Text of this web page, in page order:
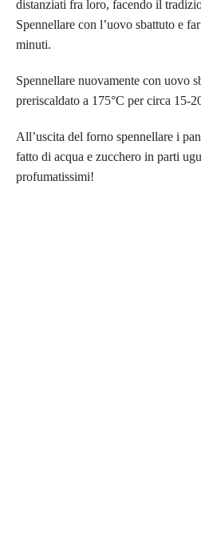
distanziati fra loro, facendo il
Spennellare con l’uovo sbattuto e
minuti.
Spennellare nuovamente con uovo
preriscaldato a 175°C per circa 15-
All’uscita del forno spennellare i
fatto di acqua e zucchero in parti
profumatissimi!